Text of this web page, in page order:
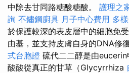
中除去甘同路糖酸糖酸。 護理之
詢 不鏽鋼廚具 月子中心費用 多
於保護較深的表皮層中的細胞免
由基，並支持皮膚自身的DNA修
式台胞證 硫代二二醇是由
酸酸從真正的甘草（Glycyrrhiza